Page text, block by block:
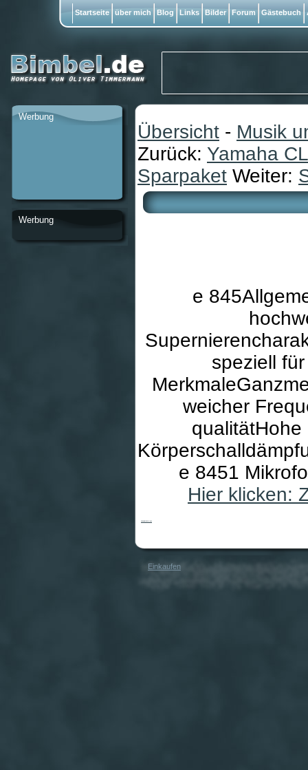
Übersicht - Musik
Zurück: Yamaha
Sparpaket Weiter:
e
speziell
weicher
e 8451
Hier klicken:
Einkaufen
Werbung
Werbung
Startseite über mich Blog Links Bilder Forum Gästebuch